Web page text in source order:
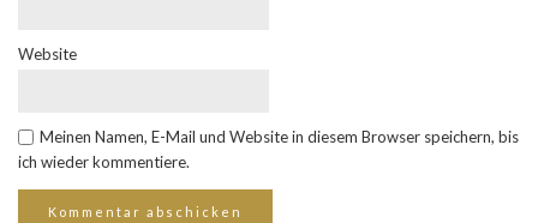
Website
Meinen Namen, E-Mail und Website in diesem Browser speichern, bis
ich wieder kommentiere.